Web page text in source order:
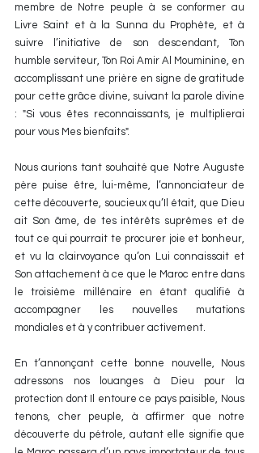
membre de Notre peuple à se conformer au
Livre Saint et à la Sunna du Prophète, et à
suivre l’initiative de son descendant, Ton
humble serviteur, Ton Roi Amir Al Mouminine, en
accomplissant une prière en signe de gratitude
pour cette grâce divine, suivant la parole divine
: "Si vous êtes reconnaissants, je multiplierai
pour vous Mes bienfaits".
Nous aurions tant souhaité que Notre Auguste
père puise être, lui-même, l’annonciateur de
cette découverte, soucieux qu’Il était, que Dieu
ait Son âme, de tes intérêts suprêmes et de
tout ce qui pourrait te procurer joie et bonheur,
et vu la clairvoyance qu’on Lui connaissait et
Son attachement à ce que le Maroc entre dans
le troisième millénaire en étant qualifié à
accompagner les nouvelles mutations
mondiales et à y contribuer activement.
En t’annonçant cette bonne nouvelle, Nous
adressons nos louanges à Dieu pour la
protection dont Il entoure ce pays paisible, Nous
tenons, cher peuple, à affirmer que notre
découverte du pétrole, autant elle signifie que